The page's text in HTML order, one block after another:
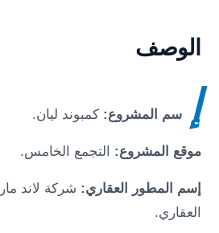
الوصف
إ سم المشروع:كمبوند ليان.
موقع المشروع: التجمع الخامس.
إسم المطور العقاري: شركة لاند
العقاري.